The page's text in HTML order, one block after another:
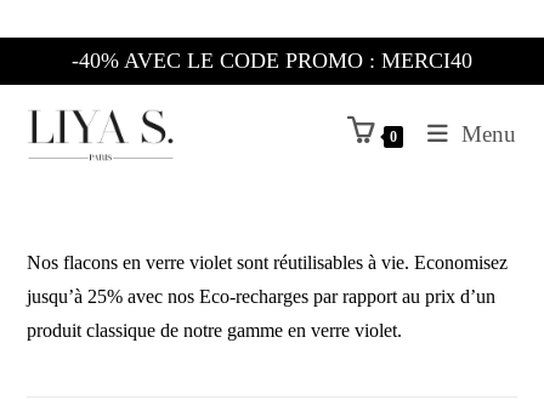
-40% AVEC LE CODE PROMO : MERCI40
0 Menu
Nos flacons en verre violet sont réutilisables à vie. Economisez
jusqu’à 25% avec nos Eco-recharges par rapport au prix d’un
produit classique de notre gamme en verre violet.